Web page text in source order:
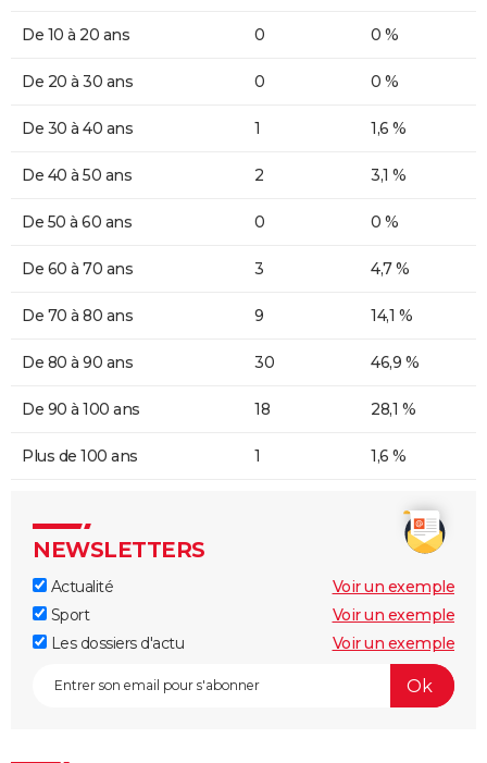
De 10 à 20 ans 0 0 %
De 20 à 30 ans 0 0 %
De 30 à 40 ans 1 1,6 %
De 40 à 50 ans 2 3,1 %
De 50 à 60 ans 0 0 %
De 60 à 70 ans 3 4,7 %
De 70 à 80 ans 9 14,1 %
De 80 à 90 ans 30 46,9 %
De 90 à 100 ans 18 28,1 %
Plus de 100 ans 1 1,6 %
NEWSLETTERS
Actualité
Voir un exemple
Sport
Voir un exemple
Les dossiers d'actu
Voir un exemple